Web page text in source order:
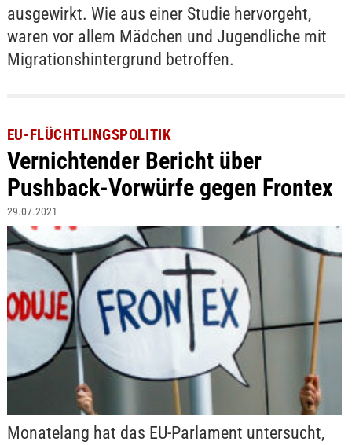
ausgewirkt. Wie aus einer Studie hervorgeht,
waren vor allem Mädchen und Jugendliche mit
Migrationshintergrund betroffen.
EU-FLÜCHTLINGSPOLITIK
Vernichtender Bericht über
Pushback-Vorwürfe gegen Frontex
29.07.2021
Monatelang hat das EU-Parlament untersucht,